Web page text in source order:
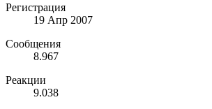
Регистрация
19 Апр 2007
Сообщения
8.967
Реакции
9.038